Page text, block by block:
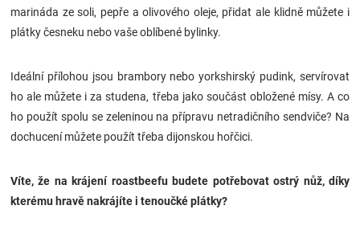
marináda ze soli, pepře a olivového oleje, přidat ale klidně můžete i
plátky česneku nebo vaše oblíbené bylinky.
Ideální přílohou jsou brambory nebo yorkshirský pudink, servírovat
ho ale můžete i za studena, třeba jako součást obložené mísy. A co
ho použít spolu se zeleninou na přípravu netradičního sendviče? Na
dochucení můžete použít třeba dijonskou hořčici.
Víte, že na krájení roastbeefu budete potřebovat ostrý nůž, díky
kterému hravě nakrájíte i tenoučké plátky?